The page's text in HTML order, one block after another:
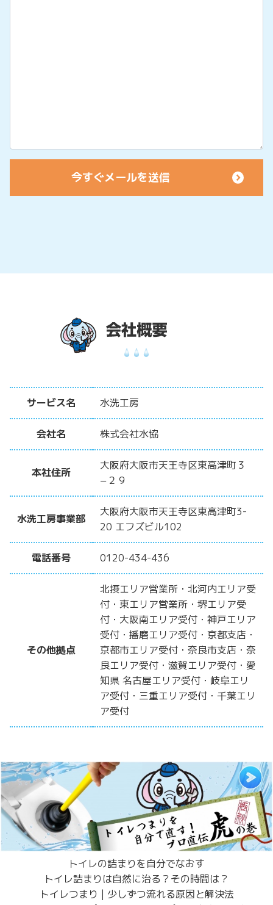
サービス名 水洗工房
会社名 株式会社水協
本社住所
大阪府大阪市天王寺区東高津町３
−２９
水洗工房事業部
大阪府大阪市天王寺区東高津町3-
20 エフズビル102
電話番号 0120-434-436
その他拠点
北摂エリア営業所・北河内エリア受
付・東エリア営業所・堺エリア受
付・大阪南エリア受付・神戸エリア
受付・播磨エリア受付・京都支店・
京都市エリア受付・奈良市支店・奈
良エリア受付・滋賀エリア受付・愛
知県 名古屋エリア受付・岐阜エリ
ア受付・三重エリア受付・千葉エリ
ア受付
トイレの詰まりを自分でなおす
トイレ詰まりは自然に治る？その時間は？
トイレつまり | 少しずつ流れる原因と解決法